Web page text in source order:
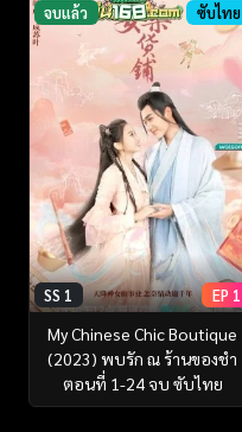
จบแล้ว ซับไทย
SS 1 EP 1
My Chinese Chic Boutique
(2023) พบรัก ณ ร้านของชำ
ตอนที่ 1-24 จบ ซับไทย